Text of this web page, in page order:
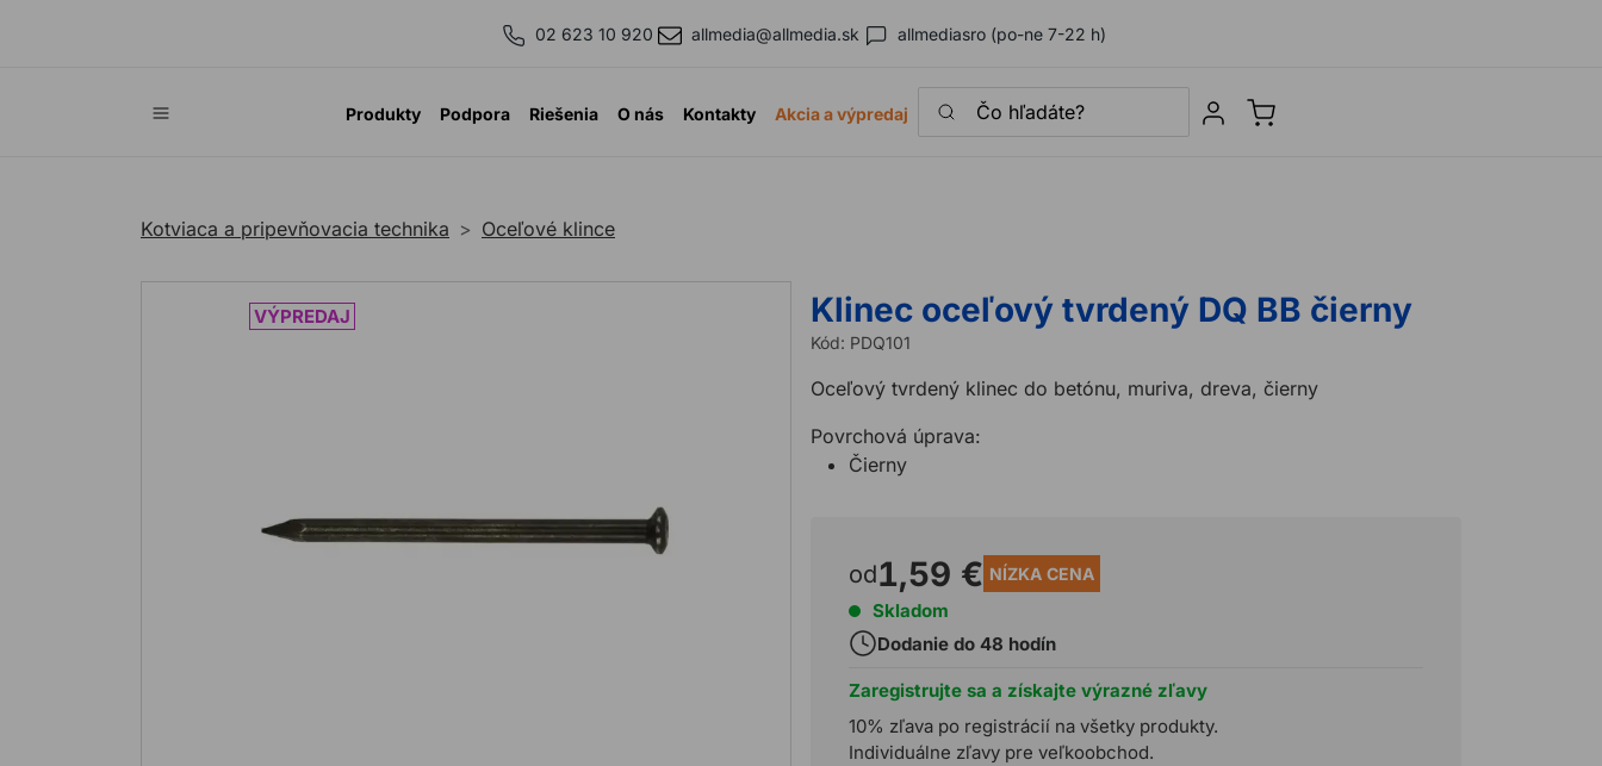
02 623 10 920 allmedia@allmedia.sk allmediasro (po-ne 7-22 h)
Produkty Podpora Riešenia O nás Kontakty Akcia a výpredaj
Čo hľadáte? Sign in
Kotviaca a pripevňovacia technika Oceľové klince
Klinec oceľový tvrdený DQ BB čierny
Kód: PDQ101
Oceľový tvrdený klinec do betónu, muriva, dreva, čierny
Povrchová úprava:
Čierny
od1,59 € NÍZKA CENA
Skladom
Dodanie do 48 hodín
Zaregistrujte sa a získajte výrazné zľavy
10% zľava po registrácií na všetky produkty.
Individuálne zľavy pre veľkoobchod.